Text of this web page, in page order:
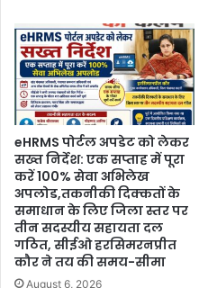
eHRMS पोर्टल अपडेट को लेकर
सख्त निर्देश: एक सप्ताह में पूरा
करें 100% सेवा अभिलेख
अपलोड,तकनीकी दिक्कतों के
समाधान के लिए जिला स्तर पर
तीन सदस्यीय सहायता दल
गठित, सीईओ हरसिमरनप्रीत
कौर ने तय की समय-सीमा
August 6, 2026